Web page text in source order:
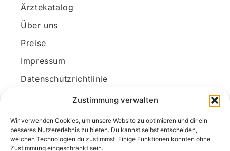
Zustimmung verwalten
Wir verwenden Cookies, um unsere Website zu optimieren und dir ein
besseres Nutzererlebnis zu bieten. Du kannst selbst entscheiden,
welchen Technologien du zustimmst. Einige Funktionen könnten ohne
Zustimmung eingeschränkt sein.
Ärztekatalog
Über uns
Preise
Impressum
Datenschutzrichtlinie
Kundenkonto
Unsere Kontaktdaten
E-Mail: kontakt@docanonym.com